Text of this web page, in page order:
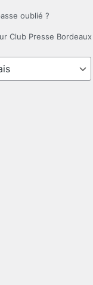
oublié ?
Club Presse Bordeaux